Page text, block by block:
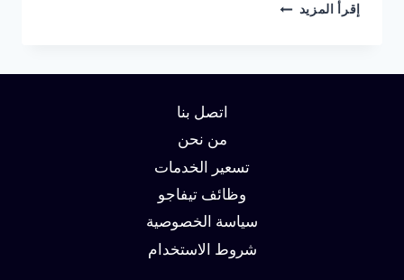
إقرأ المزيد شركة
اتصل بنا
من نحن
تسعير الخدمات
وظائف تيفاجو
سياسة الخصوصية
شروط الاستخدام